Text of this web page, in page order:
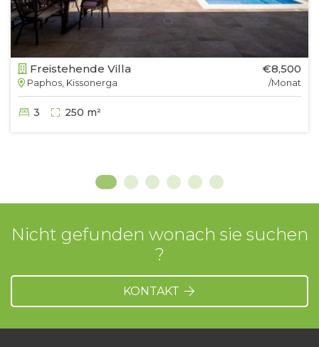
Freistehende Villa
Paphos, Kissonerga
€8,500
/Monat
3 250 m²
Nicht gefunden wonach sie suchen
?
KONTAKT